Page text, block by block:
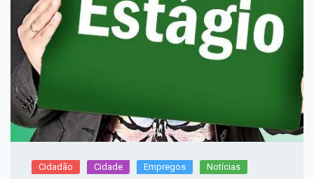
Cidadão Cidade Empregos Notícias